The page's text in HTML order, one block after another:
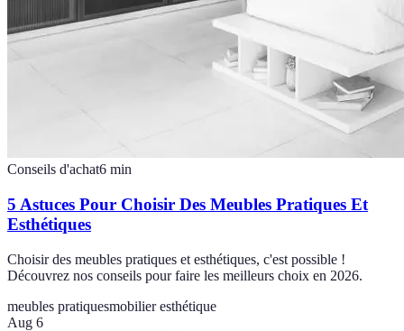
Conseils d'achat6 min
5 Astuces Pour Choisir Des Meubles Pratiques Et
Esthétiques
Choisir des meubles pratiques et esthétiques, c'est possible !
Découvrez nos conseils pour faire les meilleurs choix en 2026.
meubles pratiquesmobilier esthétique
Aug 6